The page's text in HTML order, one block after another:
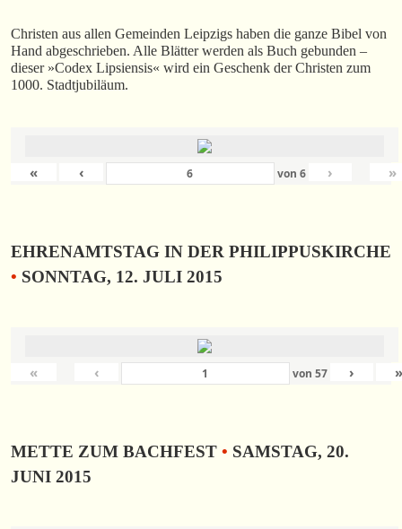
Christen aus allen Gemeinden Leipzigs haben die ganze Bibel von
Hand abgeschrieben. Alle Blätter werden als Buch gebunden –
dieser »Codex Lipsiensis« wird ein Geschenk der Christen zum
1000. Stadtjubiläum.
« ‹ von 6 › »
EHRENAMTSTAG IN DER PHILIPPUSKIRCHE
• SONNTAG, 12. JULI 2015
« ‹ von 57 ›
METTE ZUM BACHFEST • SAMSTAG, 20.
JUNI 2015